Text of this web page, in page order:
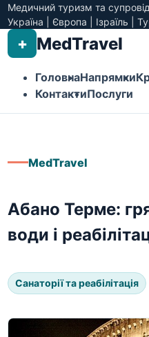
Медичний туризм та
Україна | Європа | Ізраїль |
+ MedTravel
ГоловнаНапрямки
КонтактиПослуги
MedTravel
Абано Терме:
води і
Санаторії та реабілітація